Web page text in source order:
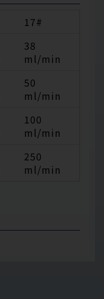
17#
38
ml/min
50
ml/min
100
ml/min
250
ml/min